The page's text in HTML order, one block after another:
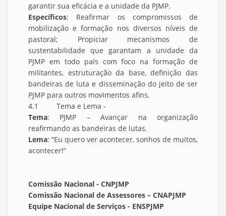
garantir sua eficácia e a unidade da PJMP.
Específicos: Reafirmar os compromissos de
mobilização e formação nos diversos níveis de
pastoral; Propiciar mecanismos de
sustentabilidade que garantam a unidade da
PJMP em todo país com foco na formação de
militantes, estruturação da base, definição das
bandeiras de luta e disseminação do jeito de ser
PJMP para outros movimentos afins.
4.1 Tema e Lema -
Tema: PJMP – Avançar na organização
reafirmando as bandeiras de lutas.
Lema: “Eu quero ver acontecer, sonhos de muitos,
acontecer!”
Comissão Nacional - CNPJMP
Comissão Nacional de Assessores – CNAPJMP
Equipe Nacional de Serviços - ENSPJMP